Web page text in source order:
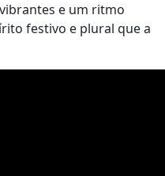
e um ritmo
festivo e plural que a